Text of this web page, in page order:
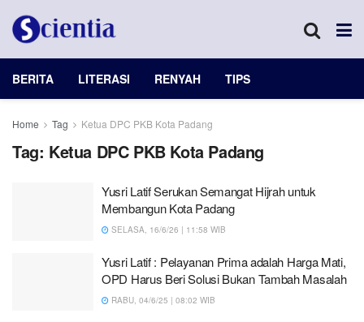
BERITA LITERASI RENYAH TIPS
Home Tag Ketua DPC PKB Kota Padang
Tag: Ketua DPC PKB Kota Padang
Yusri Latif Serukan Semangat Hijrah untuk
Membangun Kota Padang
SELASA, 16/6/26 | 11:58 WIB
Yusri Latif : Pelayanan Prima adalah Harga Mati,
OPD Harus Beri Solusi Bukan Tambah Masalah
RABU, 04/6/25 | 08:02 WIB